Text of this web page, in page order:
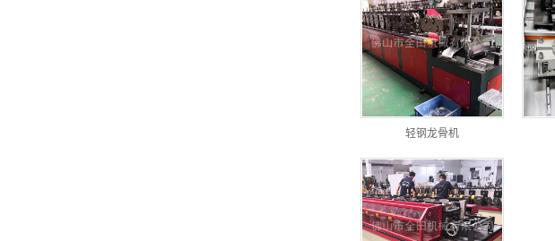
轻钢龙骨机